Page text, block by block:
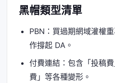
黑帽類型清單
PBN：買過期網域灌權
作撐起 DA。
付費連結：包含「投稿
費」等各種變形。